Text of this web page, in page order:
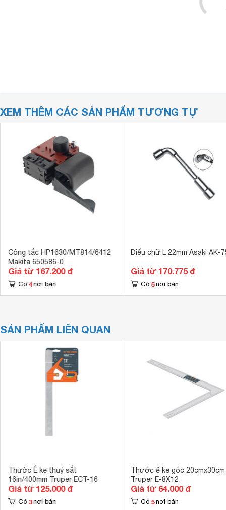
XEM THÊM CÁC SẢN PHẨM TƯƠNG TỰ
Công tắc HP1630/MT814/6412
Makita 650586-0
Giá từ 167.200 đ
Có 4 nơi bán
Điếu chữ L 22mm Asaki AK-
Giá từ 170.775 đ
Có 5 nơi bán
SẢN PHẨM LIÊN QUAN
Thước Ê ke thuỷ sắt
16in/400mm Truper ECT-16
Giá từ 125.000 đ
Có 3 nơi bán
Thước ê ke góc 20cmx30cm
Truper E-8X12
Giá từ 64.000 đ
Có 5 nơi bán